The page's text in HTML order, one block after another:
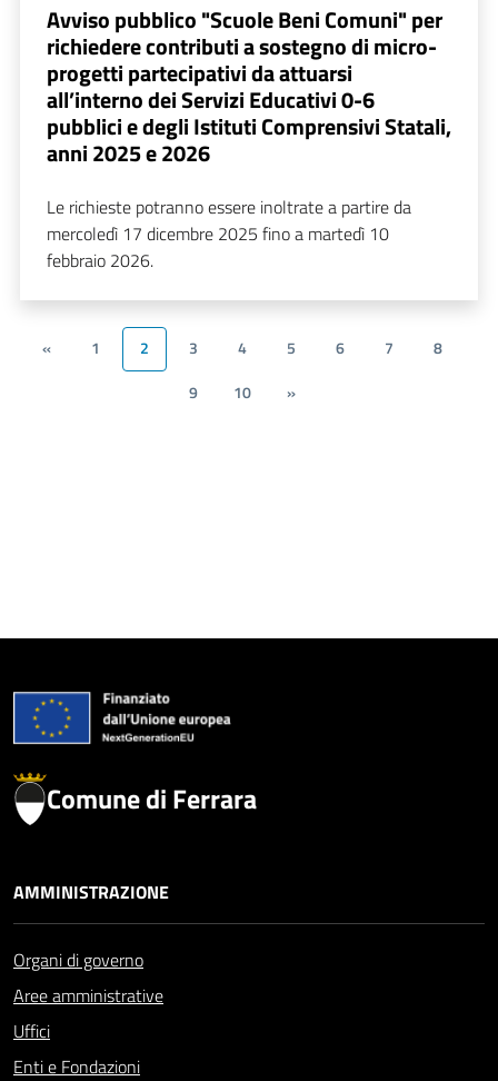
Avviso pubblico "Scuole Beni Comuni" per
richiedere contributi a sostegno di micro-
progetti partecipativi da attuarsi
all’interno dei Servizi Educativi 0-6
pubblici e degli Istituti Comprensivi Statali,
anni 2025 e 2026
Le richieste potranno essere inoltrate a partire da
mercoledì 17 dicembre 2025 fino a martedì 10
febbraio 2026.
« 1 2 3 4 5 6 7
8
9
10 »
Comune di Ferrara
AMMINISTRAZIONE
Organi di governo
Aree amministrative
Uffici
Enti e Fondazioni